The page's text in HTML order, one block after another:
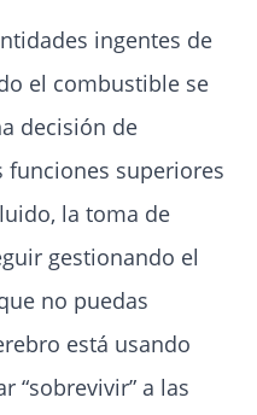
ingentes de
el combustible se
decisión de
funciones superiores
la toma de
gestionando el
no puedas
está usando
“sobrevivir” a las